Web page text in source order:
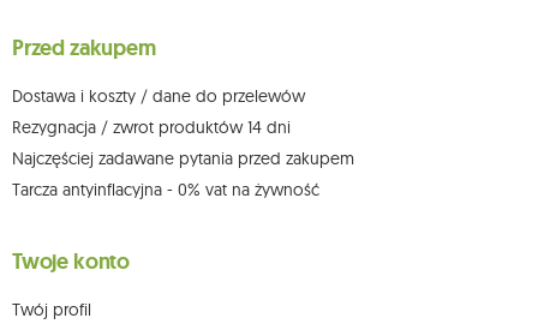
którego dokonano na podstawie zgody przed jej cofnięciem. W tym celu
możesz kontaktować się z działem obsługi klienta Mouton Interactive pod
Więcej informacji: www.mouton.pl/ODO
Przed zakupem
Dostawa i koszty / dane do przelewów
Rezygnacja / zwrot produktów 14 dni
Najczęściej zadawane pytania przed zakupem
Tarcza antyinflacyjna - 0% vat na żywność
Twoje konto
Twój profil